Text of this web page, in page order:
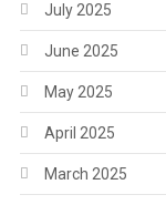
July 2025
June 2025
May 2025
April 2025
March 2025